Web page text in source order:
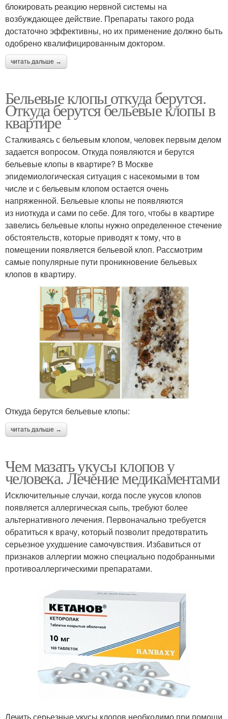
блокировать реакцию нервной системы на
возбуждающее действие. Препараты такого рода
достаточно эффективны, но их применение должно быть
одобрено квалифицированным доктором.
читать дальше →
Бельевые клопы откуда берутся.
Откуда берутся бельевые клопы в
квартире
Сталкиваясь с бельевым клопом, человек первым делом
задается вопросом. Откуда появляются и берутся
бельевые клопы в квартире? В Москве
эпидемиологическая ситуация с насекомыми в том
числе и с бельевым клопом остается очень
напряженной. Бельевые клопы не появляются
из ниоткуда и сами по себе. Для того, чтобы в квартире
завелись бельевые клопы нужно определенное стечение
обстоятельств, которые приводят к тому, что в
помещении появляется бельевой клоп. Рассмотрим
самые популярные пути проникновение бельевых
клопов в квартиру.
Откуда берутся бельевые клопы:
читать дальше →
Чем мазать укусы клопов у
человека. Лечение медикаментами
Исключительные случаи, когда после укусов клопов
появляется аллергическая сыпь, требуют более
альтернативного лечения. Первоначально требуется
обратиться к врачу, который позволит предотвратить
серьезное ухудшение самочувствия. Избавиться от
признаков аллергии можно специально подобранными
противоаллергическими препаратами.